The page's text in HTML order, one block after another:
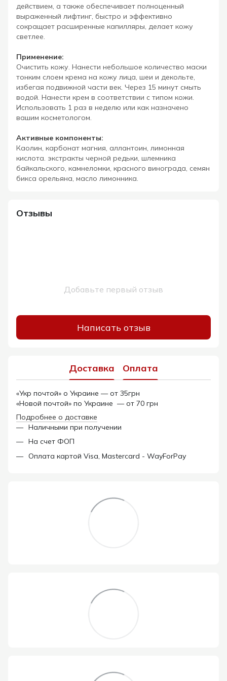
действием, а также обеспечивает полноценный
выраженный лифтинг, быстро и эффективно
сокращает расширенные капилляры, делает кожу
светлее.
Применение:
Очистить кожу. Нанести небольшое количество маски
тонким слоем крема на кожу лица, шеи и декольте,
избегая подвижной части век. Через 15 минут смыть
водой. Нанести крем в соответствии с типом кожи.
Использовать 1 раз в неделю или как назначено
вашим косметологом.
Активные компоненты:
Каолин, карбонат магния, аллантоин, лимонная
кислота. экстракты черной редьки, шлемника
байкальского, камнеломки, красного винограда, семян
бикса орельяна, масло лимонника.
Отзывы
Добавьте первый отзыв
Написать отзыв
Доставка Оплата
«Укр почтой» о Украине — от 35грн
«Новой почтой» по Украине — от 70 грн
Подробнее о доставке
Наличными при получении
На счет ФОП
Оплата картой Visa, Mastercard - WayForPay